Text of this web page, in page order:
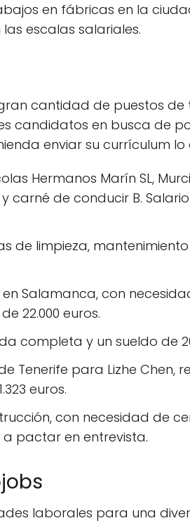
en fábricas en la
escalas salariales.
cantidad de puestos
candidatos en busca de
enviar su currículum lo
Hermanos Marín SL,
carné de conducir B.
de limpieza,
Salamanca, con
22.000 euros.
completa y un sueldo de
Tenerife para Lizhe Chen,
euros.
con necesidad de
pactar en entrevista.
laborales para una